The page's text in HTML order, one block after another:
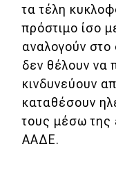
Eco
Νέα
Τεχνολογία
Mobility
Σταθμοί
τα τέλη
πρόστιμο ίσο
αναλογούν στο
δεν θέλουν να
κινδυνεύουν
καταθέσουν
τους μέσω της
ΑΑΔΕ.